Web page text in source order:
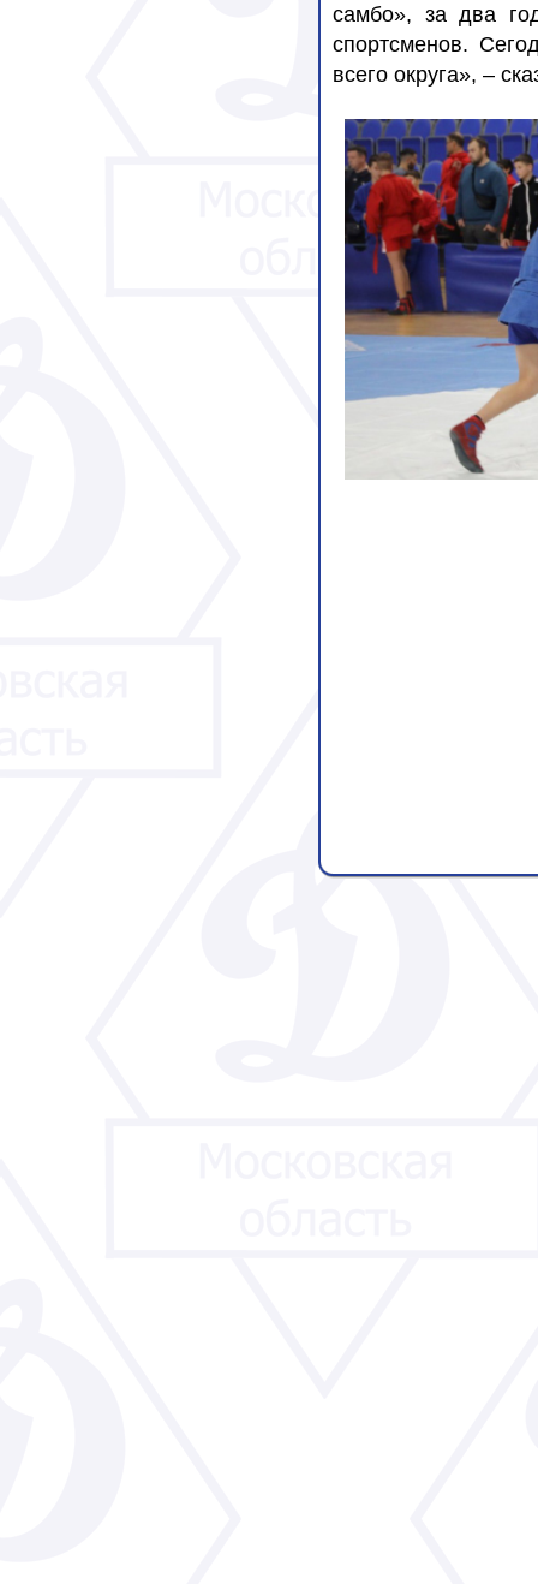
самбо», за два
спортсменов.
всего округа», –